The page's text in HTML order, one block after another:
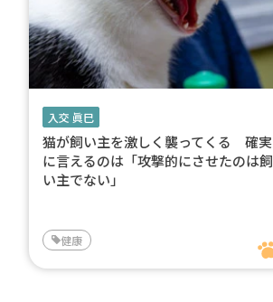
入交 眞巳
猫が飼い主を激しく襲ってくる 確実
に言えるのは「攻撃的にさせたのは飼
い主でない」
健康